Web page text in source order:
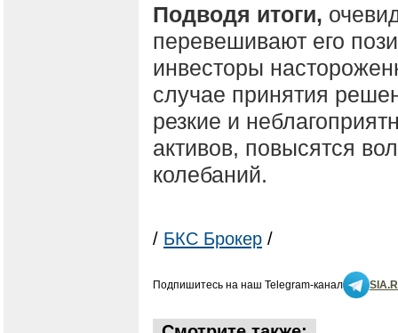
Подводя итоги,
перевешивают его
инвесторы
случае принятия
резкие и
активов, повысятся
колебаний.
/ БКС Брокер /
Подпишитесь на наш Telegram-канал